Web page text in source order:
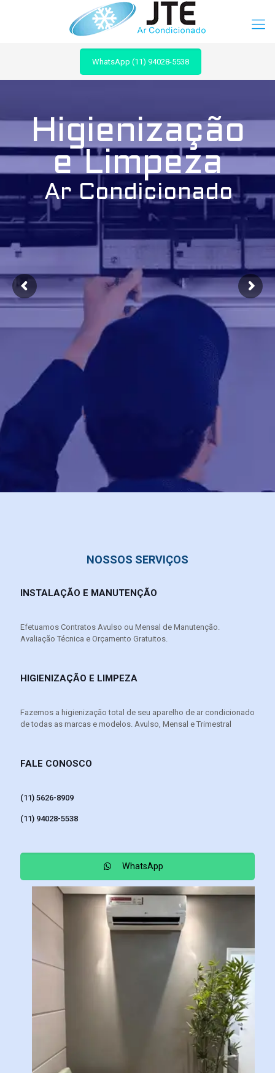
WhatsApp (11) 94028-5538
Higienização
Ar Condicionado
e Limpeza
NOSSOS SERVIÇOS
INSTALAÇÃO E MANUTENÇÃO
Efetuamos Contratos Avulso ou Mensal de Manutenção.
Avaliação Técnica e Orçamento Gratuitos.
HIGIENIZAÇÃO E LIMPEZA
Fazemos a higienização total de seu aparelho de ar condicionado
de todas as marcas e modelos. Avulso, Mensal e Trimestral
FALE CONOSCO
(11) 5626-8909
(11) 94028-5538
WhatsApp